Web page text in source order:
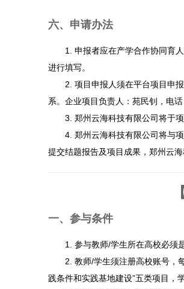
六、申请办法
1. 申报者应在产学合作协同育人
进行填写。
2. 项目申报人须在平台项目申报
系。企业项目负责人：苑民钊，电
3. 郑州云海科技有限公司将于项
4. 郑州云海科技有限公司将与项
提交结题报告及项目成果，郑州云
一、参与条件
1. 参与教师/学生所在高校必须是
2. 教师/学生须注册高校账号，每
践条件和实践基地建设”五类项目，